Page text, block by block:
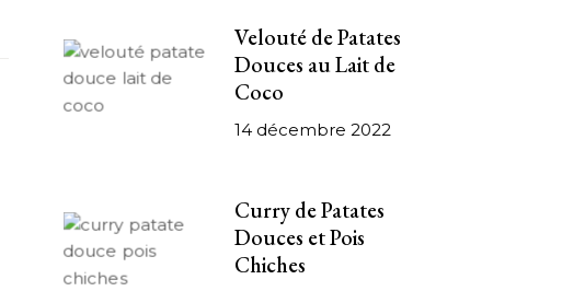
Velouté de Patates
Douces au Lait de
Coco
14 décembre 2022
Curry de Patates
Douces et Pois
Chiches